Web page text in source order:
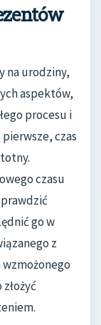
na urodziny,
aspektów,
procesu i
czas
czasu
go w
z